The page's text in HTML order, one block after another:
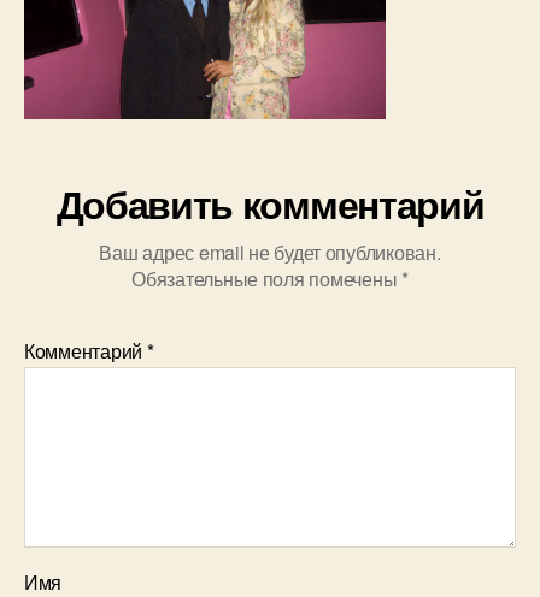
Добавить комментарий
Ваш адрес email не будет опубликован.
Обязательные поля помечены *
Комментарий *
Имя